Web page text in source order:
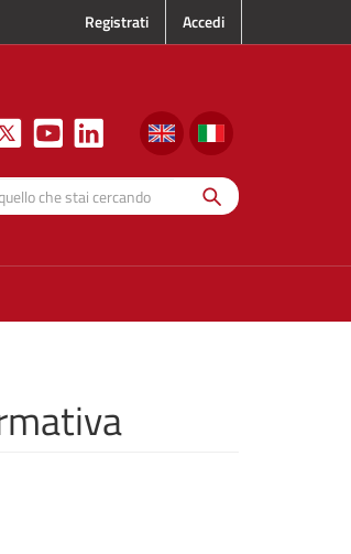
Registrati Accedi
stai
Cerca